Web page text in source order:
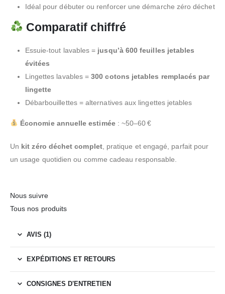
Idéal pour débuter ou renforcer une démarche zéro déchet
Comparatif chiffré
Essuie-tout lavables = jusqu’à 600 feuilles jetables
évitées
Lingettes lavables =300 cotons jetables remplacés par
lingette
Débarbouillettes = alternatives aux lingettes jetables
Économie annuelle estimée: ~50–60 €
Un kit zéro déchet complet, pratique et engagé, parfait pour
un usage quotidien ou comme cadeau responsable.
Nous suivre
Tous nos produits
AVIS (1)
EXPÉDITIONS ET RETOURS
CONSIGNES D'ENTRETIEN